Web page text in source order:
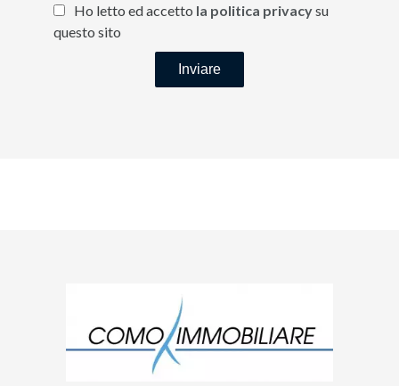
Ho letto ed accetto la politica privacysu
questo sito
Inviare